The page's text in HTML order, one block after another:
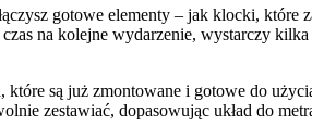
gotowe elementy – jak klocki, które
na kolejne wydarzenie, wystarczy
które są już zmontowane i gotowe do
zestawiać, dopasowując układ do